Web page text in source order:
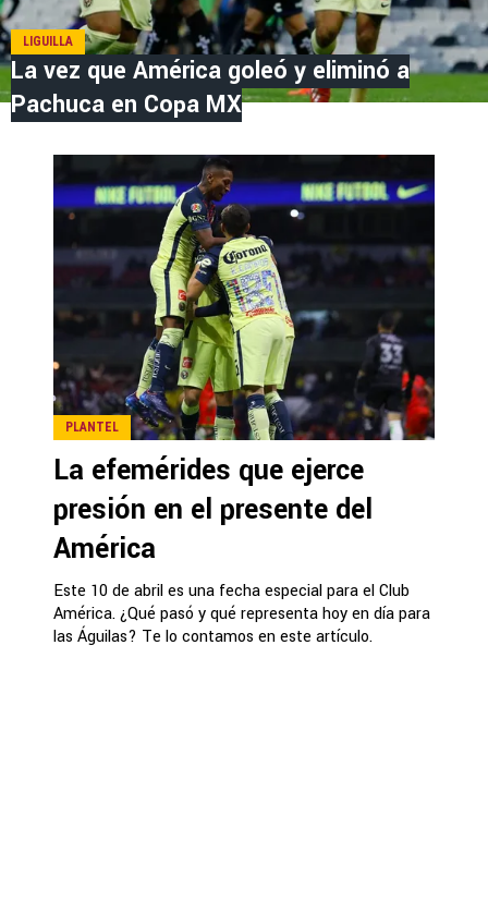
LIGUILLA
La vez que América goleó y eliminó a
Pachuca en Copa MX
PLANTEL
La efemérides que ejerce
presión en el presente del
América
Este 10 de abril es una fecha especial para el Club
América. ¿Qué pasó y qué representa hoy en día para
las Águilas? Te lo contamos en este artículo.